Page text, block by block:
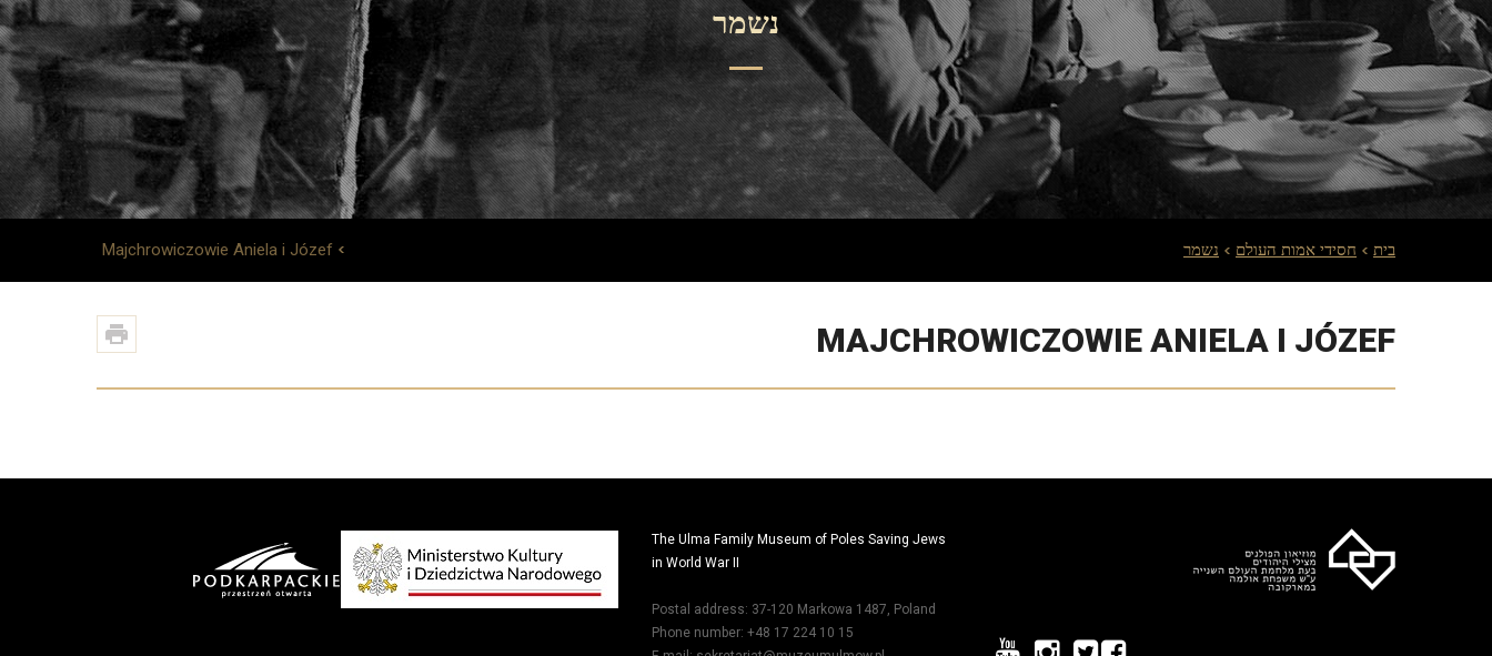
נשמר
בית חסידי אמות העולם נשמר Majchrowiczowie Aniela i Józef
MAJCHROWICZOWIE ANIELA I JÓZEF
The Ulma Family Museum of Poles Saving Jews
in World War II
Postal address: 37-120 Markowa 1487, Poland
Phone number: +48 17 224 10 15